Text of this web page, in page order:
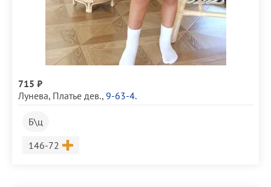
715 ₽
Лунева, Платье дев., 9-63-4.
Б\ц
Размер
146-72